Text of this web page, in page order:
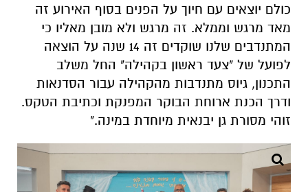
כולם יוצאים עם חיוך על הפנים בסוף האירוע זה
מאד מרגש וממלא. זה מרגש ולא מובן מאליו כי
המתנדבים שלנו שוקדים זה 14 שנה על הוצאה
לפועל של "צעד ראשון בקהילה" החל משלב
התכנון, גיוס מתנדבות מהקהילה עבור הסדנאות
ודרך הכנת ארוחת הבוקר המפנקת וכתיבת הטקס.
זוהי מסורת גן יבנאית מיוחדת במינה."